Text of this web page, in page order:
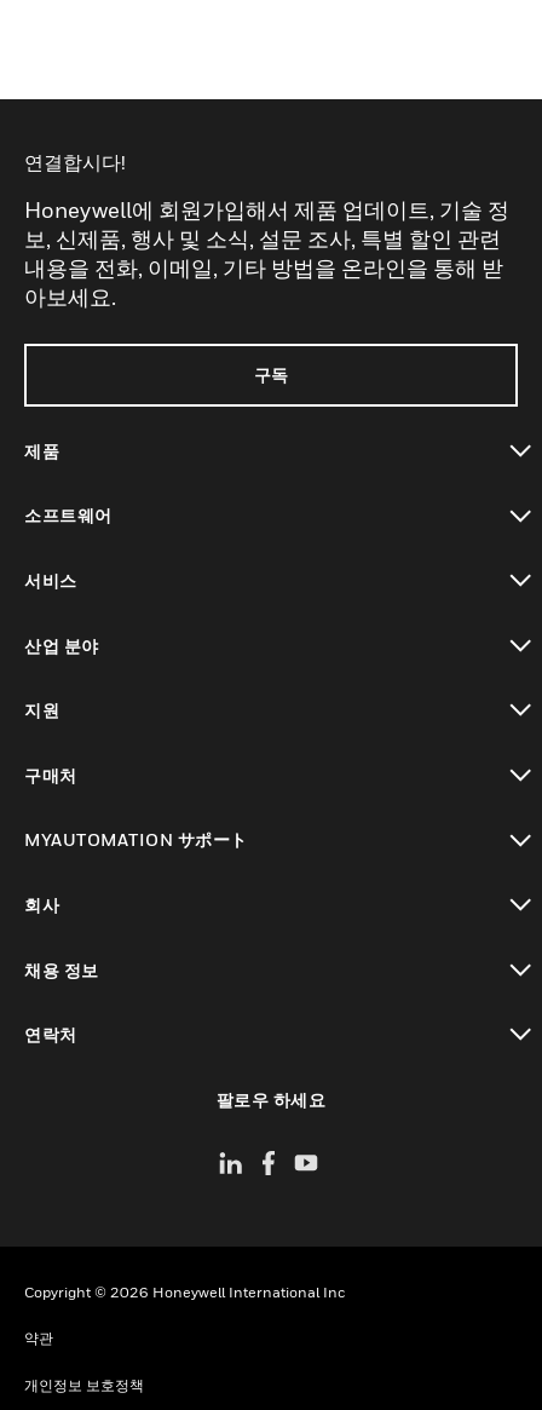
연결합시다!
Honeywell에 회원가입해서 제품 업데이트, 기술 정
보, 신제품, 행사 및 소식, 설문 조사, 특별 할인 관련
내용을 전화, 이메일, 기타 방법을 온라인을 통해 받
아보세요.
구독
제품
소프트웨어
서비스
산업 분야
지원
구매처
MYAUTOMATION サポート
회사
채용 정보
연락처
팔로우 하세요
Copyright © 2026 Honeywell International Inc
약관
개인정보 보호정책